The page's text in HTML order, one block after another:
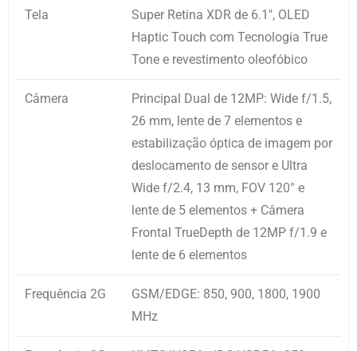
Tela
Super Retina XDR de 6.1″, OLED
Haptic Touch com Tecnologia True
Tone e revestimento oleofóbico
Câmera
Principal Dual de 12MP: Wide f/1.5,
26 mm, lente de 7 elementos e
estabilização óptica de imagem por
deslocamento de sensor e Ultra
Wide f/2.4, 13 mm, FOV 120° e
lente de 5 elementos + Câmera
Frontal TrueDepth de 12MP f/1.9 e
lente de 6 elementos
Frequência 2G
GSM/EDGE: 850, 900, 1800, 1900
MHz